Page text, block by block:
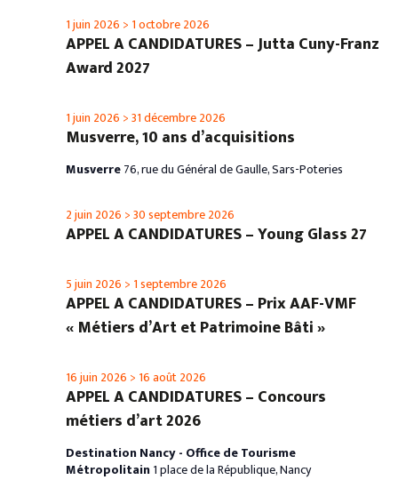
APPEL A CANDIDATURES – Jutta Cuny-Franz
Award 2027
1 juin 2026 > 1 octobre 2026
Musverre, 10 ans d’acquisitions
1 juin 2026 >31 décembre 2026
Musverre76, rue du Général de Gaulle, Sars-Poteries
APPEL A CANDIDATURES – Young Glass 27
2 juin 2026 >30 septembre 2026
APPEL A CANDIDATURES – Prix AAF-VMF
« Métiers d’Art et Patrimoine Bâti »
5 juin 2026 > 1 septembre 2026
APPEL A CANDIDATURES – Concours
métiers d’art 2026
16 juin 2026 > 16 août 2026
Destination Nancy - Office de Tourisme
Métropolitain1 place de la République, Nancy